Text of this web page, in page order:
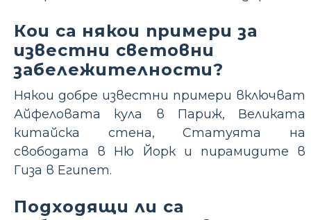
Кои са някои примери за
известни световни
забележителности?
Някои добре известни примери включват
Айфеловата кула в Париж, Великата
китайска стена, Статуята на
свободата в Ню Йорк и пирамидите в
Гиза в Египет.
Подходящи ли са